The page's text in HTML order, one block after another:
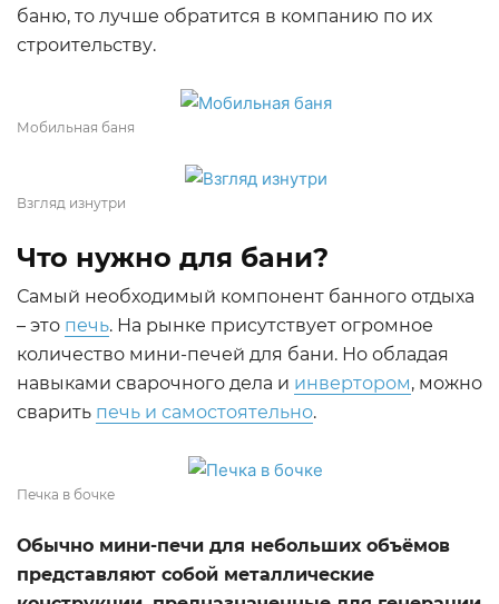
баню, то лучше обратится в компанию по их
строительству.
Мобильная баня
Взгляд изнутри
Что нужно для бани?
Самый необходимый компонент банного отдыха
– это печь. На рынке присутствует огромное
количество мини-печей для бани. Но обладая
навыками сварочного дела и инвертором, можно
сварить печь и самостоятельно.
Печка в бочке
Обычно мини-печи для небольших объёмов
представляют собой металлические